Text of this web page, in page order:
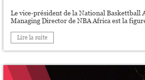
Le vice-président de la National Baskettball
Managing Director de NBA Africa est la
Lire la suite